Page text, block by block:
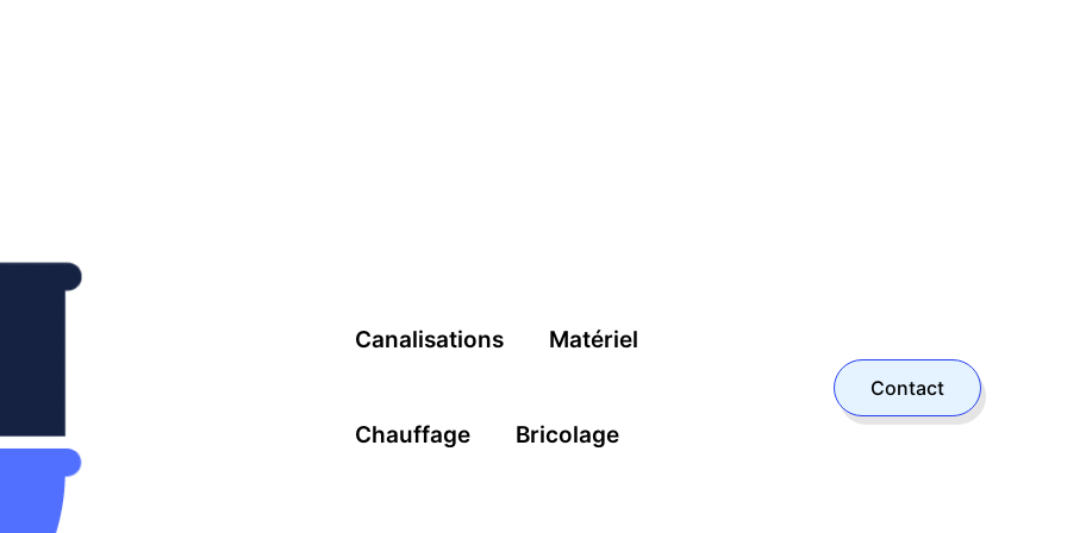
Canalisations Matériel
Chauffage Bricolage
Contact